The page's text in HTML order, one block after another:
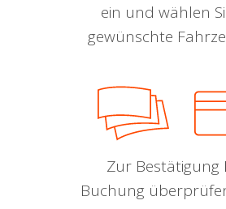
ein und wählen
gewünschte
Zur Bestätigung
Buchung